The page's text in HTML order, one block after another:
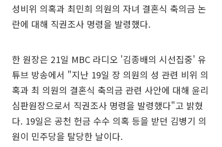
성비위 의혹과 최민희 의원의 자녀 결혼식 축의금 논
란에 대해 직권조사 명령을 발령했다.
한 원장은 21일 MBC 라디오 '김종배의 시선집중' 유
튜브 방송에서 "지난 19일 장 의원의 성 관련 비위 의
혹과 최 의원의 결혼식 축의금 관련 사안에 대해 윤리
심판원장으로서 직권조사 명령을 발령했다"고 밝혔
다. 19일은 공천 헌금 수수 의혹 등을 받던 김병기 의
원이 민주당을 탈당한 날이다.